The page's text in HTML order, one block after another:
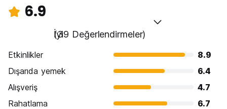
6.9
İyi
(39 Değerlendirmeler)
Etkinlikler
8.9
Dışarıda yemek
6.4
Alışveriş
4.7
Rahatlama
6.7